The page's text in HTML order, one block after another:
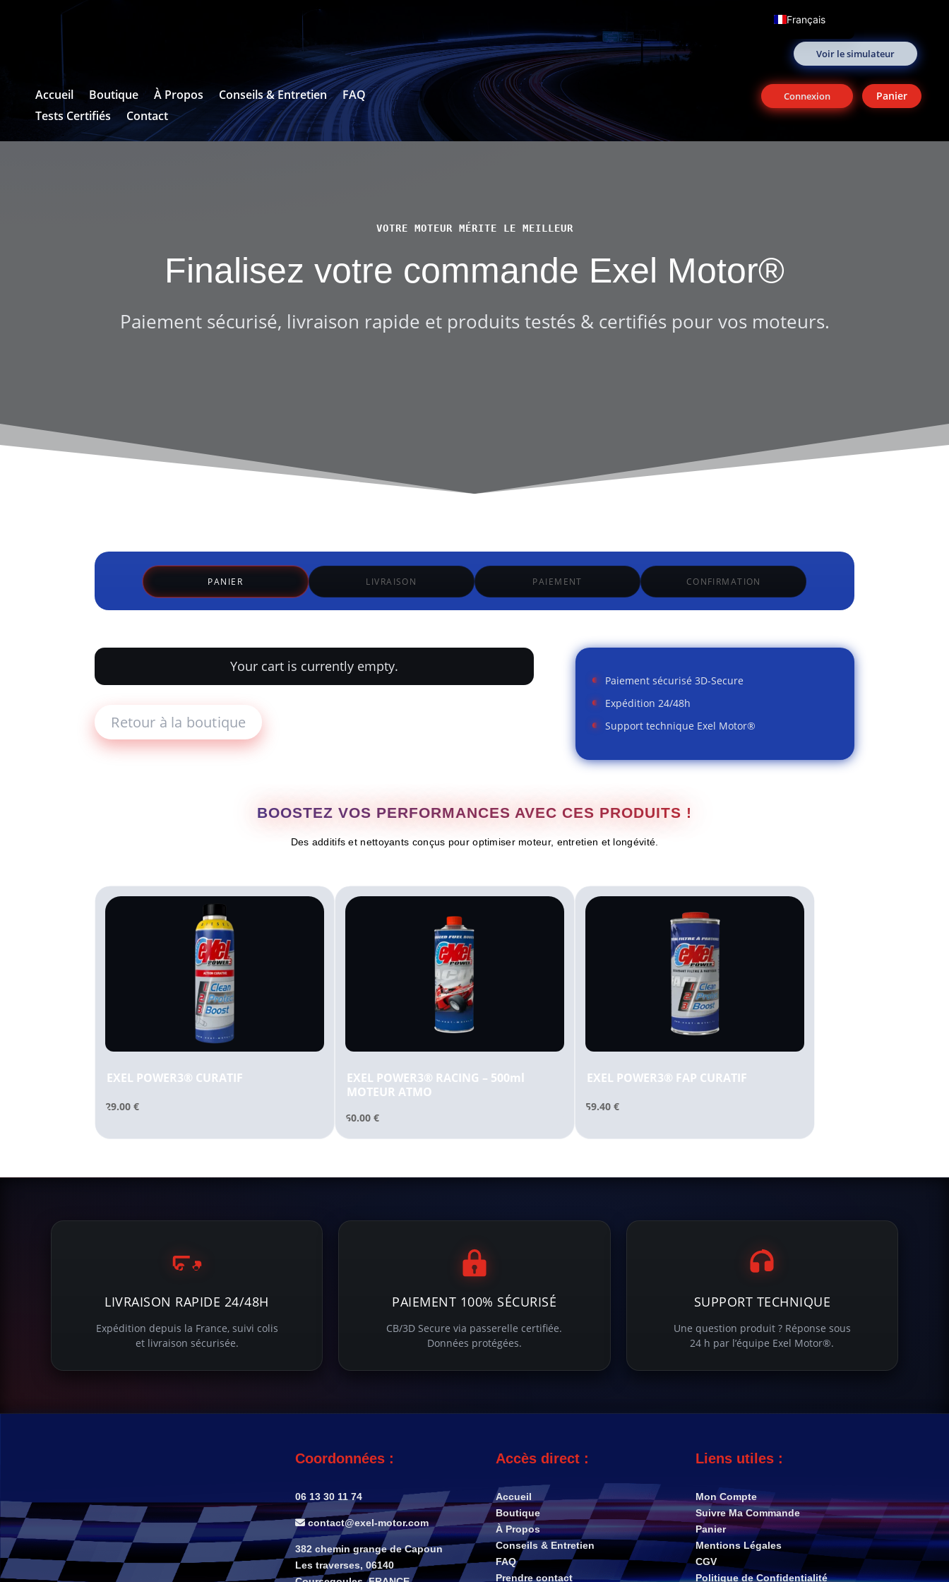
Voir le simulateur
Accueil Boutique À Propos Conseils & Entretien
FAQ
Tests Certifiés
Contact
Connexion Panier
VOTRE MOTEUR MÉRITE LE MEILLEUR
Finalisez votre commande Exel Motor®
Paiement sécurisé, livraison rapide et produits testés & certifiés pour vos moteurs.
PANIER LIVRAISON PAIEMENT CONFIRMATION
Your cart is currently empty.
Retour à la boutique
Paiement sécurisé 3D-Secure
Expédition 24/48h
Support technique Exel Motor®
BOOSTEZ VOS PERFORMANCES AVEC CES PRODUITS !
Des additifs et nettoyants conçus pour optimiser moteur, entretien et longévité.
EXEL POWER3® CURATIF
29.00€
EXEL POWER3® RACING – 500ml
MOTEUR ATMO
60.00€
EXEL POWER3® FAP CURATIF
59.40 €
LIVRAISON RAPIDE 24/48H
Expédition depuis la France, suivi colis
et livraison sécurisée.
PAIEMENT 100% SÉCURISÉ
CB/3D Secure via passerelle certifiée.
Données protégées.
SUPPORT TECHNIQUE
Une question produit ? Réponse sous
24 h par l’équipe Exel Motor®.
Coordonnées :
06 13 30 11 74
contact@exel-motor.com
382 chemin grange de Capoun
Les traverses, 06140
Accès direct :
Accueil
Boutique
À Propos
Conseils & Entretien
FAQ
Prendre contact
Liens utiles :
Mon Compte
Suivre Ma Commande
Panier
Mentions Légales
CGV
Politique de Confidentialité
Français
English (UK)